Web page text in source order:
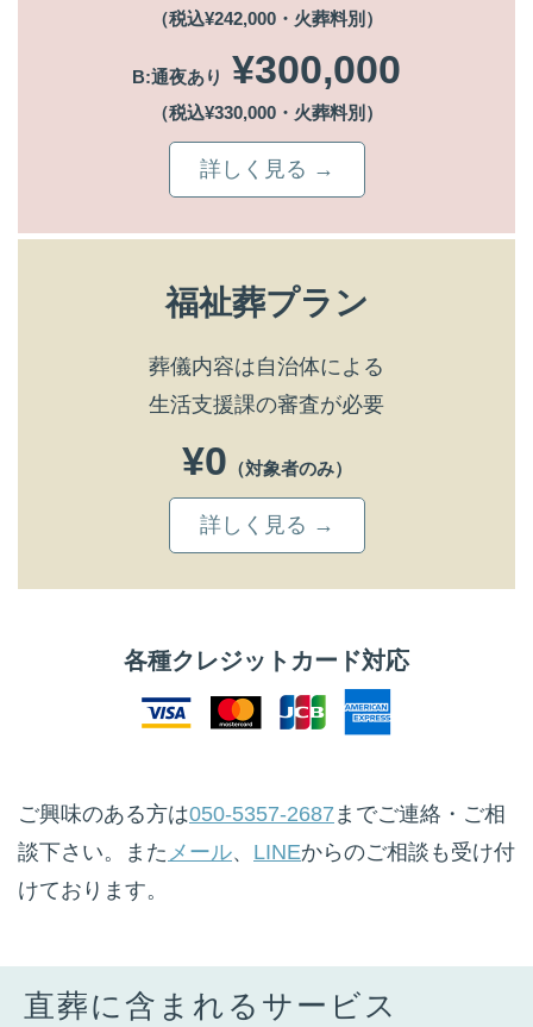
（税込¥242,000・火葬料別）
B:通夜あり ¥300,000
（税込¥330,000・火葬料別）
詳しく見る →
福祉葬プラン
葬儀内容は自治体による
生活支援課の審査が必要
¥0 （対象者のみ）
詳しく見る →
各種クレジットカード対応
ご興味のある方は050-5357-2687 までご連絡・ご相
談下さい。また メール、 LINEからのご相談も受け付
けております。
直葬に含まれるサービス